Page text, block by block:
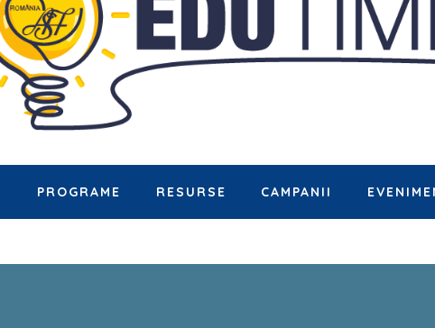
PROGRAME RESURSE CAMPANII